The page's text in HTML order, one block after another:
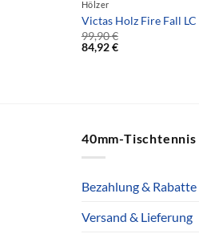
Hölzer
Victas Holz Fire Fall LC
99,90€
84,92€
40mm-Tischtennis
Bezahlung & Rabatte
Versand & Lieferung